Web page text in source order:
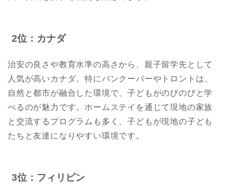
2位：カナダ
治安の良さや教育水準の高さから、親子留学先として
人気が高いカナダ。特にバンクーバーやトロントは、
自然と都市が融合した環境で、子どもがのびのびと学
べるのが魅力です。ホームステイを通じて現地の家族
と交流するプログラムも多く、子どもが現地の子ども
たちと友達になりやすい環境です。
3位：フィリピン